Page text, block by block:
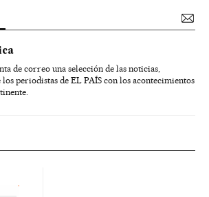
de correo una selección de las noticias,
periodistas de EL PAÍS con los acontecimientos